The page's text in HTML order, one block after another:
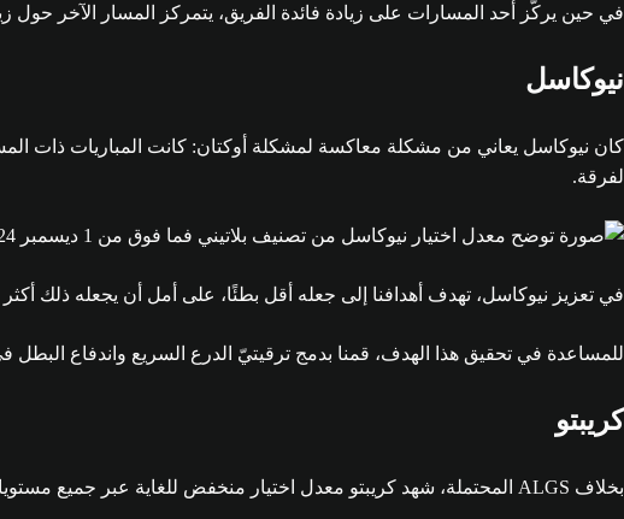
في حين يركّز أحد المسارات على زيادة فائدة الفريق، يتمركز المسار الآخر
نيوكاسل
كان نيوكاسل يعاني من مشكلة معاكسة لمشكلة أوكتان: كانت المباريات ذات
لفرقة.
في تعزيز نيوكاسل، تهدف أهدافنا إلى جعله أقل بطئًا، على أمل أن يجعله ذلك
للمساعدة في تحقيق هذا الهدف، قمنا بدمج ترقيتيّ الدرع السريع واندفاع
كريبتو
بخلاف ALGS المحتملة، شهد كريبتو معدل اختيار منخفض للغاية عبر جميع مستويات المهارة لفترة طويلة.